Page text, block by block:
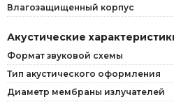
Влагозащищенный корпус
Акустические
Формат звуковой схемы
Тип акустического оформления
Диаметр мембраны излучателей